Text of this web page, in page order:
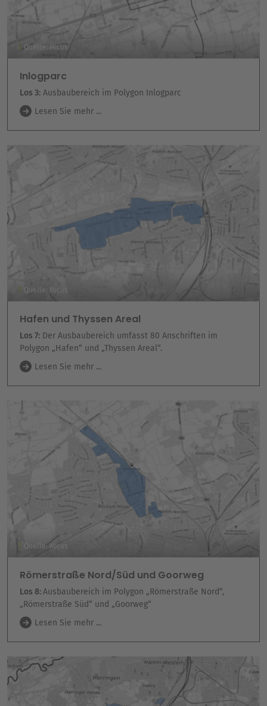
Quelle: Micus
Inlogparc
Los 3: Ausbaubereich im Polygon Inlogparc
Lesen Sie mehr ...
Quelle: Micus
Hafen und Thyssen Areal
Los 7: Der Ausbaubereich umfasst 80 Anschriften im
Polygon „Hafen“ und „Thyssen Areal“.
Lesen Sie mehr ...
Quelle: Micus
Römerstraße Nord/Süd und Goorweg
Los 8:Ausbaubereich im Polygon „Römerstraße Nord“,
„Römerstraße Süd“ und „Goorweg“
Lesen Sie mehr ...